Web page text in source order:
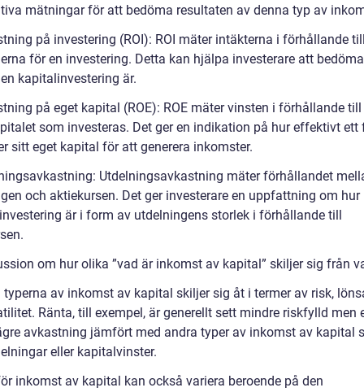
mätningar för att bedöma resultaten av denna typ av
på investering (ROI): ROI mäter intäkterna i förhållande
för en investering. Detta kan hjälpa investerare att
kapitalinvestering är.
på eget kapital (ROE): ROE mäter vinsten i förhållande
som investeras. Det ger en indikation på hur effektivt ett
sitt eget kapital för att generera inkomster.
Utdelningsavkastning mäter förhållandet
och aktiekursen. Det ger investerare en uppfattning om
är i form av utdelningens storlek i förhållande till
om hur olika ”vad är inkomst av kapital” skiljer sig från
typerna av inkomst av kapital skiljer sig åt i termer av risk,
Ränta, till exempel, är generellt sett mindre riskfylld men
avkastning jämfört med andra typer av inkomst av kapital
eller kapitalvinster.
inkomst av kapital kan också variera beroende på den